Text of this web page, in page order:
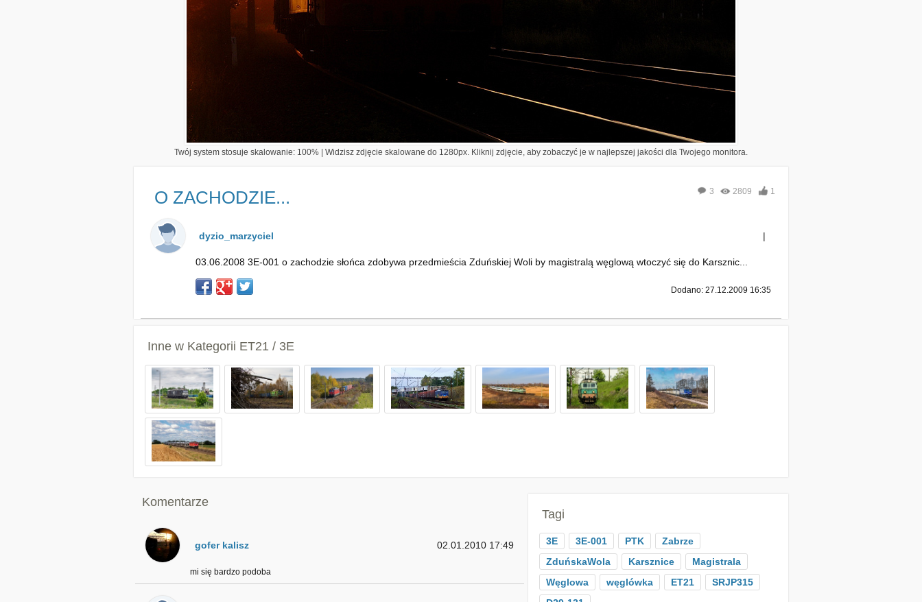
Twój system stosuje skalowanie: 100% | Widzisz zdjęcie skalowane do 1280px. Kliknij zdjęcie, aby zobaczyć je w najlepszej jakości dla Twojego monitora.
O ZACHODZIE... 3 2809 1
dyzio_marzyciel |
03.06.2008 3E-001 o zachodzie słońca zdobywa przedmieścia Zduńskiej Woli by magistralą węglową wtoczyć się do Karsznic...
Dodano: 27.12.2009 16:35
Inne w Kategorii ET21 / 3E
Komentarze
gofer kalisz 02.01.2010 17:49
mi się bardzo podoba
Tagi
3E 3E-001 PTK
Zabrze
ZduńskaWola
Karsznice
Magistrala
Węglowa
węglówka ET21
SRJP315